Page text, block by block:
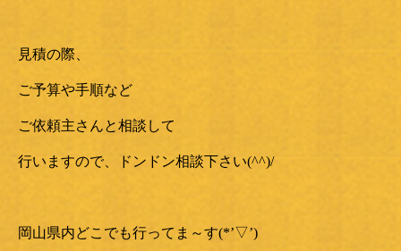
見積の際、
ご予算や手順など
ご依頼主さんと相談して
行いますので、ドンドン相談下さい(^^)/
岡山県内どこでも行ってま～す(*’▽’)